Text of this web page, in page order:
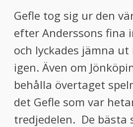
Gefle tog sig ur den
efter Anderssons fina
och lyckades jämna
igen. Även om
behålla övertaget
det Gefle som var
tredjedelen. De bästa